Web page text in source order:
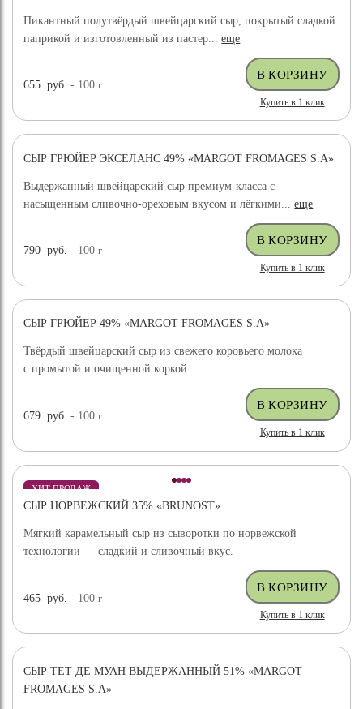
Пикантный полутвёрдый швейцарский сыр, покрытый сладкой
паприкой и изготовленный из пастер...еще
655 руб. - 100г
Купить в 1 клик
ХИТ ПРОДАЖ
СЫР ГРЮЙЕР ЭКСЕЛАНС 49% «MARGOT FROMAGES S.A»
Выдержанный швейцарский сыр премиум-класса с
насыщенным сливочно-ореховым вкусом и лёгкими...еще
790 руб. - 100г
Купить в 1 клик
ХИТ ПРОДАЖ
СЫР ГРЮЙЕР 49% «MARGOT FROMAGES S.A»
Твёрдый швейцарский сыр из свежего коровьего молока
с промытой и очищенной коркой
679 руб. - 100г
Купить в 1 клик
ХИТ ПРОДАЖ
СЫР НОРВЕЖСКИЙ 35% «BRUNOST»
Мягкий карамельный сыр из сыворотки по норвежской
технологии — сладкий и сливочный вкус.
465 руб. - 100г
Купить в 1 клик
СЫР ТЕТ ДЕ МУАН ВЫДЕРЖАННЫЙ 51% «MARGOT
FROMAGES S.A»